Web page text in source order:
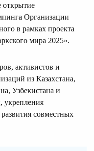
открытие
Организации
в рамках проекта
мира 2025».
активистов и
из Казахстана,
Узбекистана и
укрепления
совместных